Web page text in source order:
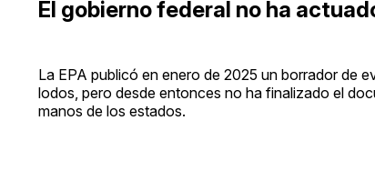
El gobierno federal no ha
La EPA publicó en enero de 2025 un borrador de
lodos, pero desde entonces no ha finalizado el
manos de los estados.